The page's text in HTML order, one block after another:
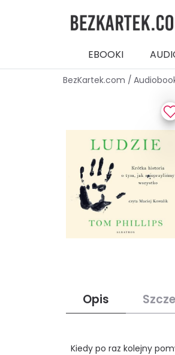
EBOOKI
BezKartek.com /
Opis
Kiedy po raz kolejny